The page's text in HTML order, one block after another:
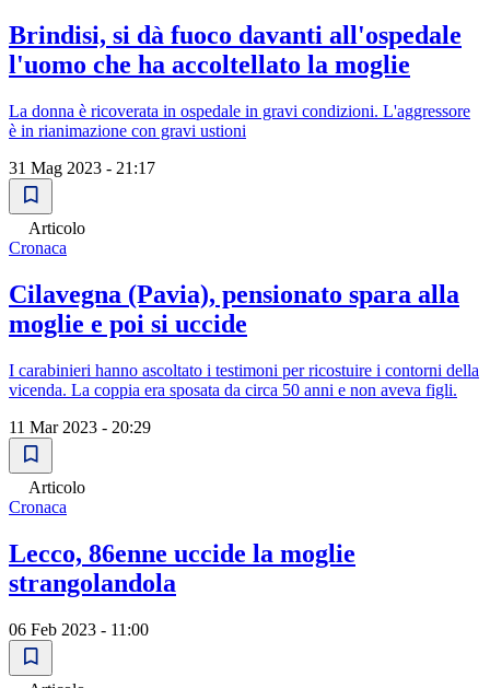
Brindisi, si dà fuoco davanti all'ospedale
l'uomo che ha accoltellato la moglie
La donna è ricoverata in ospedale in gravi condizioni. L'aggressore
è in rianimazione con gravi ustioni
31 Mag 2023 - 21:17
Articolo
Cronaca
Cilavegna (Pavia), pensionato spara alla
moglie e poi si uccide
I carabinieri hanno ascoltato i testimoni per ricostuire i contorni della
vicenda. La coppia era sposata da circa 50 anni e non aveva figli.
11 Mar 2023 - 20:29
Articolo
Cronaca
Lecco, 86enne uccide la moglie
strangolandola
06 Feb 2023 - 11:00